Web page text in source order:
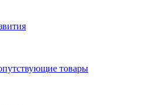
товары